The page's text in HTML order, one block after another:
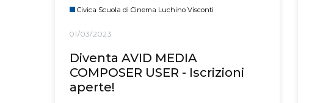
Civica Scuola di Cinema Luchino Visconti
01/03/2023
Diventa AVID MEDIA
COMPOSER USER - Iscrizioni
aperte!